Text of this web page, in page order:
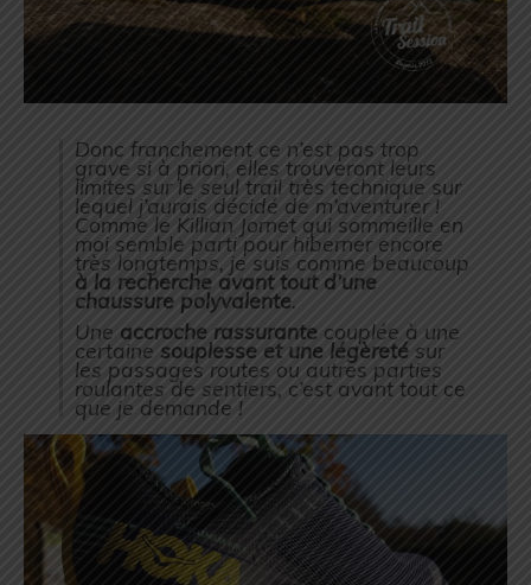
Donc franchement ce n’est pas trop
grave si à priori, elles trouveront leurs
limites sur le seul trail très technique sur
lequel j’aurais décidé de m’aventurer !
Comme le Killian Jornet qui sommeille en
moi semble parti pour hiberner encore
très longtemps, je suis comme beaucoup
à la recherche avant tout d’une
chaussure polyvalente.
Une accroche rassurante couplée à une
certaine souplesse et une légèreté sur
les passages routes ou autres parties
roulantes de sentiers, c’est avant tout ce
que je demande !